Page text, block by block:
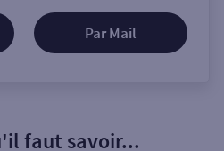
Par Mail
faut savoir...